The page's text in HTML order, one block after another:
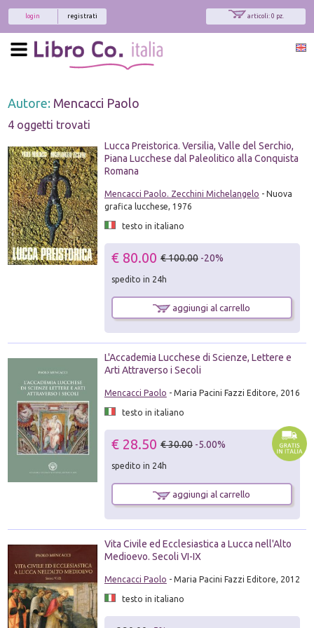
articoli: 0 pz.
registrati
login
Autore: Mencacci Paolo
4 oggetti trovati
Lucca Preistorica. Versilia, Valle del Serchio,
Piana Lucchese dal Paleolitico alla Conquista
Romana
Mencacci Paolo. Zecchini Michelangelo - Nuova
grafica lucchese, 1976
testo in italiano
€ 80.00 € 100.00 -20%
spedito in 24h
aggiungi al carrello
L'Accademia Lucchese di Scienze, Lettere e
Arti Attraverso i Secoli
Mencacci Paolo - Maria Pacini Fazzi Editore, 2016
testo in italiano
€ 28.50 € 30.00 -5.00%
spedito in 24h
aggiungi al carrello
Vita Civile ed Ecclesiastica a Lucca nell'Alto
Medioevo. Secoli VI-IX
Mencacci Paolo - Maria Pacini Fazzi Editore, 2012
testo in italiano